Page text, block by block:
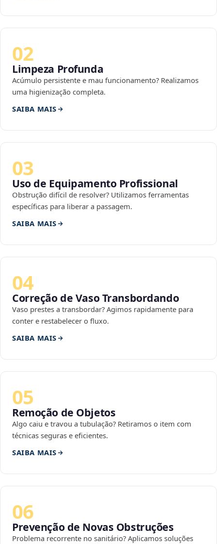
02
Limpeza Profunda
Acúmulo persistente e mau funcionamento? Realizamos
uma higienização completa.
SAIBA MAIS
03
Uso de Equipamento Profissional
Obstrução difícil de resolver? Utilizamos ferramentas
específicas para liberar a passagem.
SAIBA MAIS
04
Correção de Vaso Transbordando
Vaso prestes a transbordar? Agimos rapidamente para
conter e restabelecer o fluxo.
SAIBA MAIS
05
Remoção de Objetos
Algo caiu e travou a tubulação? Retiramos o item com
técnicas seguras e eficientes.
SAIBA MAIS
06
Prevenção de Novas Obstruções
Problema recorrente no sanitário? Aplicamos soluções